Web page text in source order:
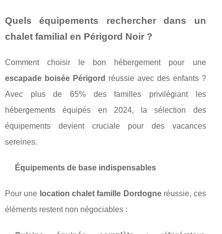
Quels équipements rechercher dans un
chalet familial en Périgord Noir ?
Comment choisir le bon hébergement pour une
escapade boisée Périgord réussie avec des enfants ?
Avec plus de 65% des familles privilégiant les
hébergements équipés en 2024, la sélection des
équipements devient cruciale pour des vacances
sereines.
Équipements de base indispensables
Pour une location chalet famille Dordogneréussie, ces
éléments restent non négociables :